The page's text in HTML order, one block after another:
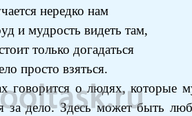
нередко нам
видеть там,
догадаться
взяться.
говорится о людях, которые
за дело. Здесь может быть